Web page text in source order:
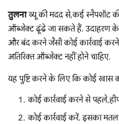
तुलनाव्यू की मदद से, कई स्नैपशॉट
ऑब्जेक्ट ढूंढे जा सकते हैं. उदाहरण के
और बंद करने जैसी कोई कार्रवाई
अतिरिक्त ऑब्जेक्ट नहीं होने चाहिए.
यह पुष्टि करने के लिए कि कोई खास
कोई कार्रवाई करने से पहले,
कोई कार्रवाई करें. इसका